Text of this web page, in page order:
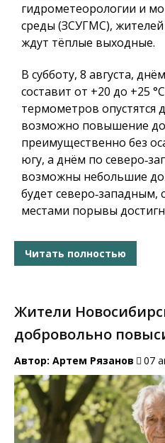
гидрометеорологии и
среды (ЗСУГМС),
ждут тёплые выходные.
В субботу, 8 августа,
составит от +20 до +25
термометров опустятся
возможно повышение до
преимущественно без
югу, а днём по
возможны небольшие
будет северо‑западным,
местами порывы
Читать полностью
Жители
добровольно
Автор: Артем Рязанов 07